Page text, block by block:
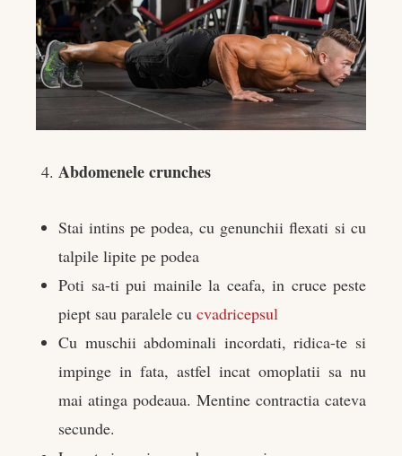
Abdomenele crunches
Stai intins pe podea, cu genunchii flexati si cu
talpile lipite pe podea
Poti sa-ti pui mainile la ceafa, in cruce peste
piept sau paralele cu cvadricepsul
Cu muschii abdominali incordati, ridica-te si
impinge in fata, astfel incat omoplatii sa nu
mai atinga podeaua. Mentine contractia cateva
secunde.